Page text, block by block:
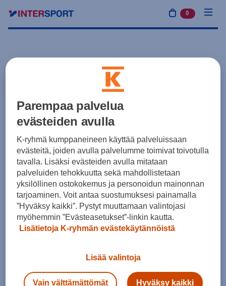
0 tuotetta
Parempaa palvelua
evästeiden avulla
K-ryhmä kumppaneineen käyttää palveluissaan
evästeitä, joiden avulla palvelumme toimivat toivotulla
tavalla. Lisäksi evästeiden avulla mitataan
palveluiden tehokkuutta sekä mahdollistetaan
yksilöllinen ostokokemus ja personoidun mainonnan
tarjoaminen. Voit antaa suostumuksesi painamalla
”Hyväksy kaikki”. Pystyt muuttamaan valintojasi
myöhemmin ”Evästeasetukset”-linkin kautta.
Lisätietoja K-ryhmän evästekäytännöistä
Lisää valintoja
Vain välttämättömät Hyväksy kaikki